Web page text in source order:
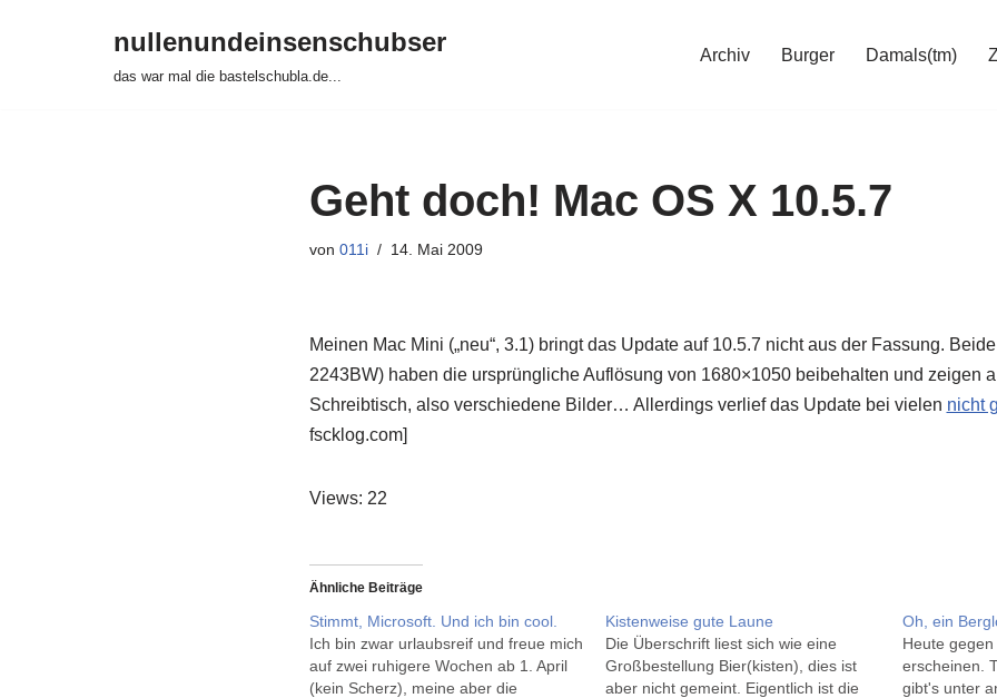
nullenundeinsenschubser
das war mal die bastelschubla.de...
Archiv Burger Damals(tm)
Geht doch! Mac OS X 10.5.7
von 011i 14. Mai 2009
Meinen Mac Mini („neu“, 3.1) bringt das Update auf 10.5.7 nicht aus der Fassung.
2243BW) haben die ursprüngliche Auflösung von 1680×1050 beibehalten und zeigen
Schreibtisch, also verschiedene Bilder… Allerdings verlief das Update bei vielen nicht
fscklog.com]
Views: 22
Ähnliche Beiträge
Stimmt, Microsoft. Und ich bin cool.
Ich bin zwar urlaubsreif und freue mich
auf zwei ruhigere Wochen ab 1. April
(kein Scherz), meine aber die
Kistenweise gute Laune
Die Überschrift liest sich wie eine
Großbestellung Bier(kisten), dies ist
aber nicht gemeint. Eigentlich ist die
Oh, ein
Heute
erscheinen.
gibt's unter